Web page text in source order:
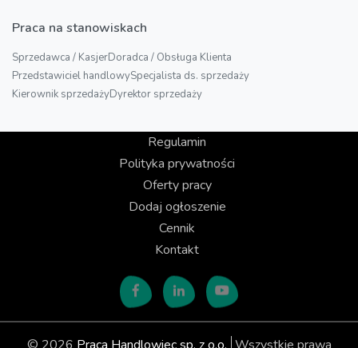
Praca na stanowiskach
Sprzedawca / KasjerDoradca / Obsługa Klienta
Przedstawiciel handlowySpecjalista ds. sprzedaży
Kierownik sprzedażyDyrektor sprzedaży
Regulamin
Polityka prywatności
Oferty pracy
Dodaj ogłoszenie
Cennik
Kontakt